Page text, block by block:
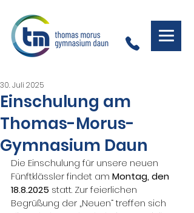
Einschulung am
Thomas-Morus-
Gymnasium Daun
30. Juli 2025
Die Einschulung für unsere neuen
Fünftklässler findet am Montag, den
18.8.2025 statt. Zur feierlichen
Begrüßung der „Neuen“ treffen sich